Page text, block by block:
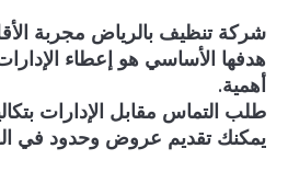
شركة تنظيف بالرياض مجربة
هدفها الأساسي هو إعطاء
أهمية.
طلب التماس مقابل الإدارات
يمكنك تقديم عروض وحدود في